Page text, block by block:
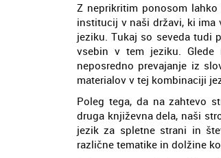
Z neprikritim ponosom
institucij v naši državi, ki ima
jeziku. Tukaj so seveda tudi
vsebin v tem jeziku.
neposredno prevajanje iz
materialov v tej kombinaciji
Poleg tega, da na zahtevo
druga književna dela, naši
jezik za spletne strani in
različne tematike in dolžine